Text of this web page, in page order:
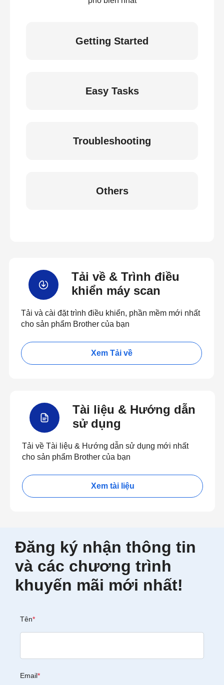
Getting Started
Easy Tasks
Troubleshooting
Others
Tải về & Trình điều
khiển máy scan
Tải và cài đặt trình điều khiển, phần mềm mới nhất
cho sản phẩm Brother của bạn
Xem Tải về
Tài liệu & Hướng dẫn
sử dụng
Tải về Tài liệu & Hướng dẫn sử dụng mới nhất
cho sản phẩm Brother của bạn
Xem tài liệu
Đăng ký nhận thông tin
và các chương trình
khuyến mãi mới nhất!
Tên*
Email*